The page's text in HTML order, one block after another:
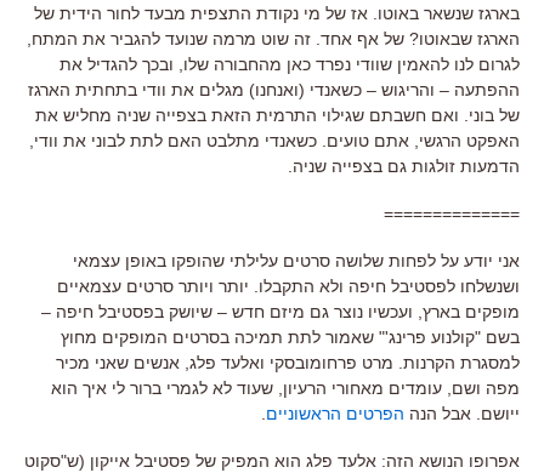
בארגז שנשאר באוטו. אז של מי נקודת התצפית מבעד לחור הידית של
הארגז שבאוטו? של אף אחד. זה שוט מרמה שנועד להגביר את המתח,
לגרום לנו להאמין שוודי נפרד כאן מהחבורה שלו, ובכך להגדיל את
ההפתעה – והריגוש – כשאנדי (ואנחנו) מגלים את וודי בתחתית הארגז
של בוני. ואם חשבתם שגילוי התרמית הזאת בצפייה שניה מחליש את
האפקט הרגשי, אתם טועים. כשאנדי מתלבט האם לתת לבוני את וודי,
הדמעות זולגות גם בצפייה שניה.
==============
אני יודע על לפחות שלושה סרטים עלילתי שהופקו באופן עצמאי
ושנשלחו לפסטיבל חיפה ולא התקבלו. יותר ויותר סרטים עצמאיים
מופקים בארץ, ועכשיו נוצר גם מיזם חדש – שיושק בפסטיבל חיפה –
בשם "קולנוע פרינג'" שאמור לתת תמיכה בסרטים המופקים מחוץ
למסגרת הקרנות. מרט פרחומובסקי ואלעד פלג, אנשים שאני מכיר
מפה ושם, עומדים מאחורי הרעיון, שעוד לא לגמרי ברור לי איך הוא
ייושם. אבל הנה הפרטים הראשוניים.
אפרופו הנושא הזה: אלעד פלג הוא המפיק של פסטיבל אייקון (ש"סקוט